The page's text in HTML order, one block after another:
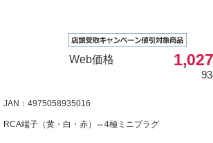
Web価格
JAN：4975058935016
RCA端子（黄・白・赤）⇔4極ミニプラグ